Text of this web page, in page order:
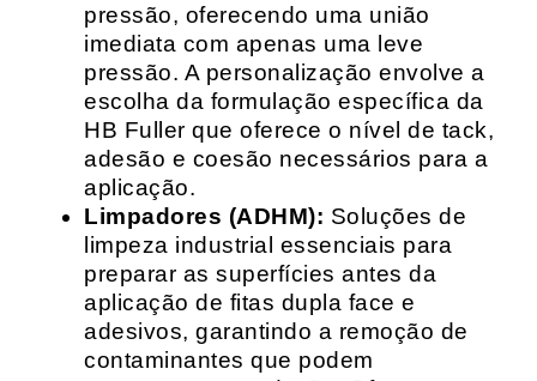
pressão, oferecendo uma união
imediata com apenas uma leve
pressão. A personalização envolve a
escolha da formulação específica da
HB Fuller que oferece o nível de tack,
adesão e coesão necessários para a
aplicação.
Limpadores (ADHM): Soluções de
limpeza industrial essenciais para
preparar as superfícies antes da
aplicação de fitas dupla face e
adesivos, garantindo a remoção de
contaminantes que podem